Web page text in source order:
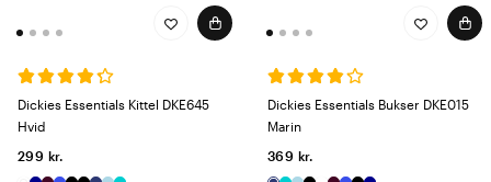
Dickies Essentials Kittel DKE645
Hvid
299 kr.
Dickies Essentials Bukser DKE015
Marin
369 kr.